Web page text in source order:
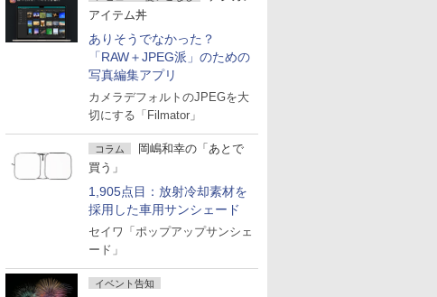
アイテム丼
ありそうでなかった？
「RAW＋JPEG派」のための
写真編集アプリ
カメラデフォルトのJPEGを大
切にする「Filmator」
コラム
岡嶋和幸の「あとで
買う」
1,905点目：放射冷却素材を
採用した車用サンシェード
セイワ「ポップアップサンシェ
ード」
イベント告知